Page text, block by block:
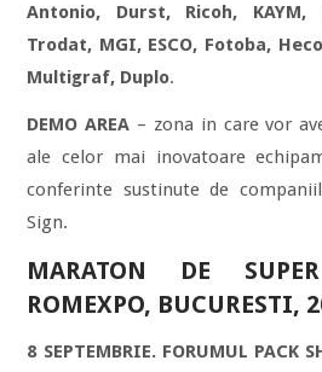
Antonio, Durst, Ricoh,
Trodat, MGI, ESCO, Fotoba,
Multigraf, Duplo.
DEMO AREA – zona in care vor
ale celor mai inovatoare
conferinte sustinute de
Sign.
MARATON DE
ROMEXPO, BUCURESTI,
8 SEPTEMBRIE. FORUMUL PACK